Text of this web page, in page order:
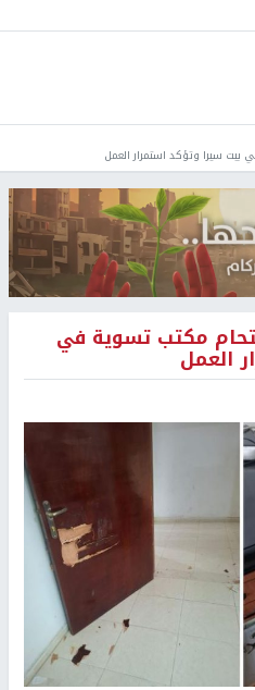
سيرا وتؤكد استمرار العمل
مكتب تسوية في
العمل